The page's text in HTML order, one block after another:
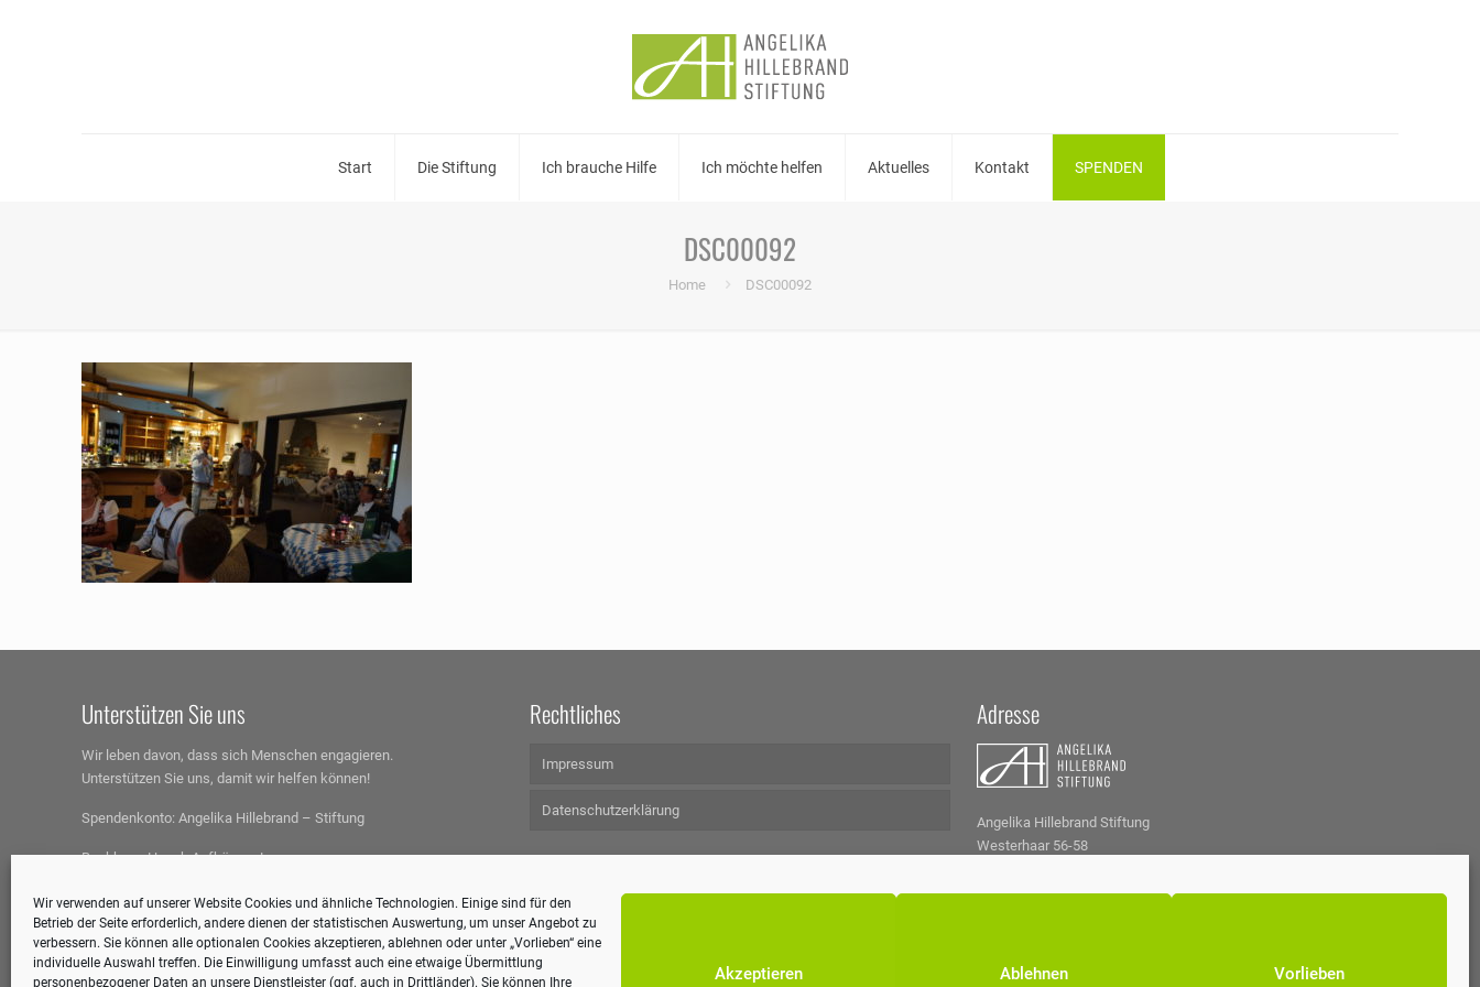
Wir verwenden auf unserer Website Cookies und ähnliche Technologien. Einige sind für den
Betrieb der Seite erforderlich, andere dienen der statistischen Auswertung, um unser Angebot zu
verbessern. Sie können alle optionalen Cookies akzeptieren, ablehnen oder unter „Vorlieben“ eine
individuelle Auswahl treffen. Die Einwilligung umfasst auch eine etwaige Übermittlung
personenbezogener Daten an unsere Dienstleister (ggf. auch in Drittländer). Sie können Ihre
Akzeptieren Ablehnen Vorlieben
Start Die Stiftung Ich brauche Hilfe Ich möchte helfen Aktuelles Kontakt SPENDEN
DSC00092
Home DSC00092
Unterstützen Sie uns
Wir leben davon, dass sich Menschen engagieren.
Unterstützen Sie uns, damit wir helfen können!
Spendenkonto: Angelika Hillebrand – Stiftung
Bankhaus Hauck Aufhäuser Lampe
BIC: HAUKDEFF
Spenden können steuerlich geltend gemacht werden.
Rechtliches
Impressum
Datenschutzerklärung
Adresse
Angelika Hillebrand Stiftung
Westerhaar 56-58
Tel. 02377 808777